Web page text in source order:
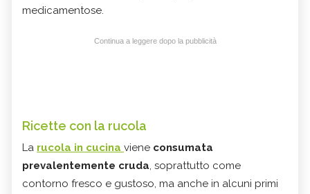
medicamentose.
Continua a leggere dopo la pubblicità
Ricette con la rucola
La rucola in cucina viene consumata
prevalentemente cruda, soprattutto come
contorno fresco e gustoso, ma anche in alcuni primi